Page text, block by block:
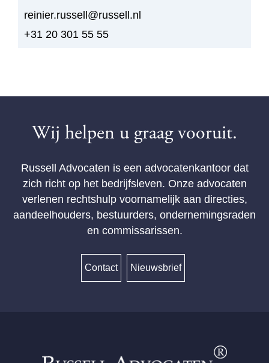
reinier.russell@russell.nl
+31 20 301 55 55
Wij helpen u graag vooruit.
Russell Advocaten is een advocatenkantoor dat
zich richt op het bedrijfsleven. Onze advocaten
verlenen rechtshulp voornamelijk aan directies,
aandeelhouders, bestuurders, ondernemingsraden
en commissarissen.
Contact Nieuwsbrief